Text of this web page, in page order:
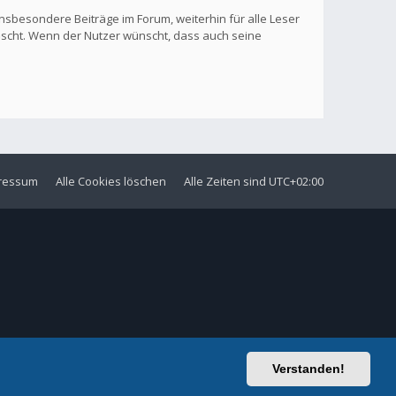
Verstanden!
Beiträge im Forum, weiterhin für alle Leser
Wenn der Nutzer wünscht, dass auch seine
Alle Zeiten sind UTC+02:00
Alle Cookies löschen